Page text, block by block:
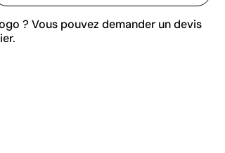
? Vous pouvez demander un devis